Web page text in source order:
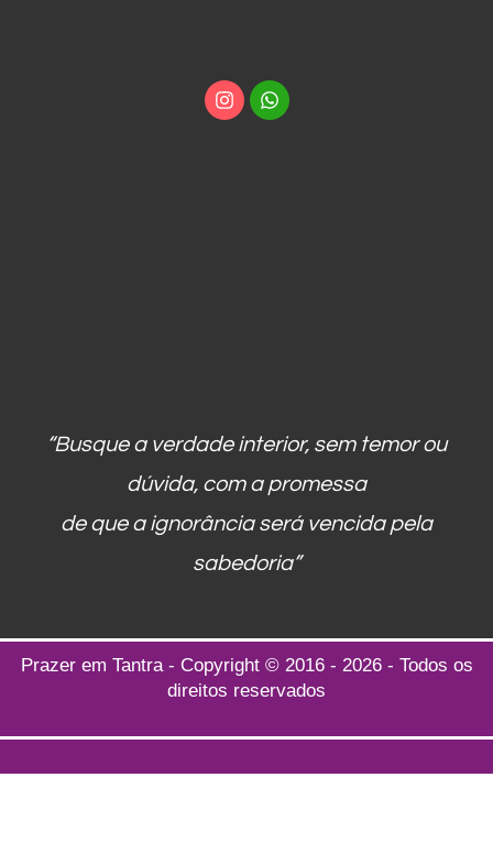
“Busque a verdade interior, sem temor ou
dúvida, com a promessa
de que a ignorância será vencida pela
sabedoria”
Prazer em Tantra - Copyright © 2016 - 2026 - Todos os
direitos reservados